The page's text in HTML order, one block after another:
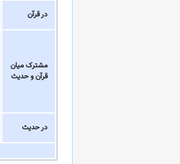
در قرآن
مشترک میان
قرآن و حدیث
در حدیث